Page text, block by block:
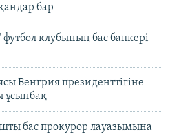
бар
клубының бас бапкері
Венгрия президенттігіне
ұсынбақ
бас прокурор лауазымына